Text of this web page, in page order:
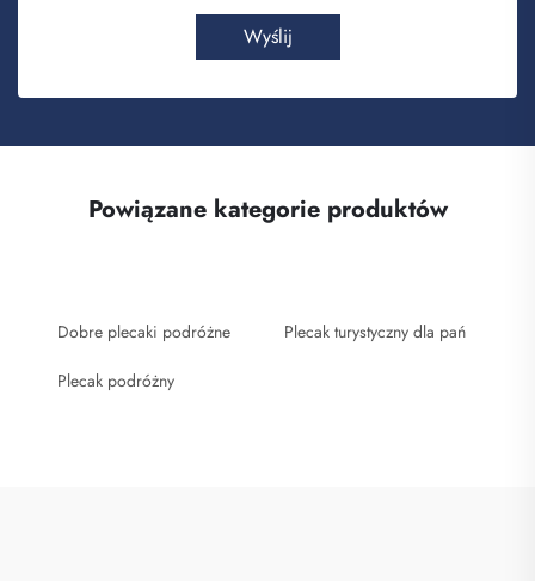
Wyślij
Powiązane kategorie produktów
Dobre plecaki podróżne Plecak turystyczny dla pań
Plecak podróżny